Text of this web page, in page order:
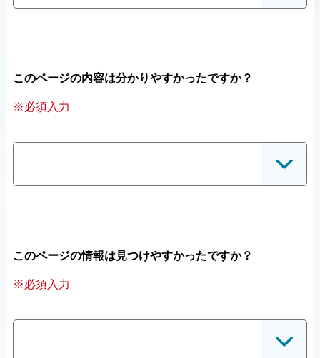
このページの内容は分かりやすかったですか？
※必須入力
このページの情報は見つけやすかったですか？
※必須入力